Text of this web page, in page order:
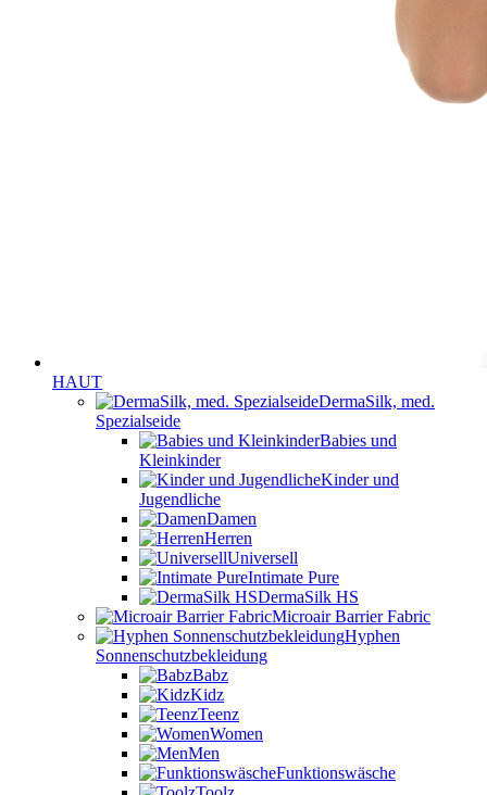
HAUT
DermaSilk, med.
Spezialseide
Babies und
Kleinkinder
Kinder und
Jugendliche
Damen
Herren
Universell
Intimate Pure
DermaSilk HS
Microair Barrier Fabric
Hyphen
Sonnenschutzbekleidung
Babz
Kidz
Teenz
Women
Men
Funktionswäsche